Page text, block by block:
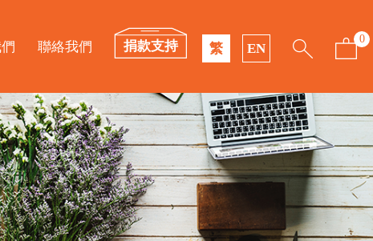
聯絡我們 捐款支持 繁 EN
0